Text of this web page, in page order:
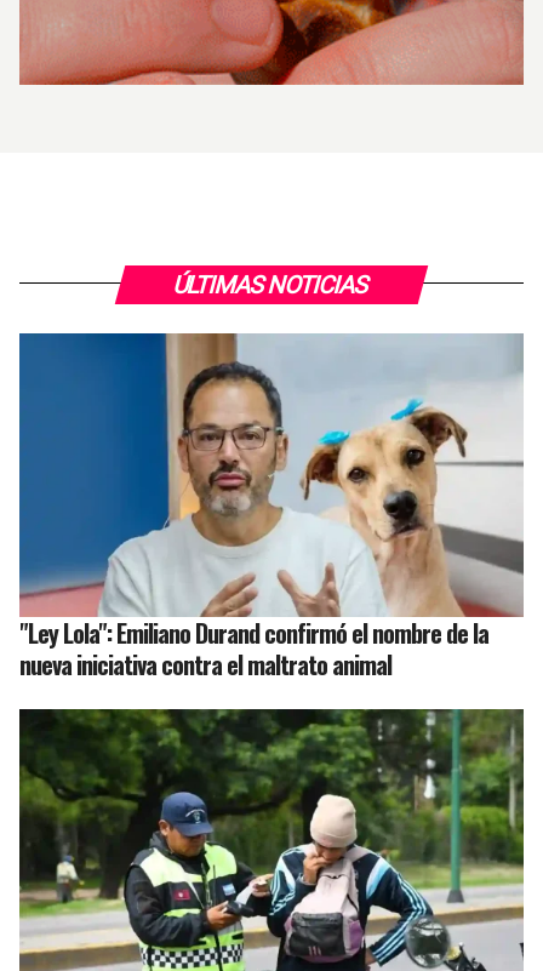
ÚLTIMAS NOTICIAS
"Ley Lola": Emiliano Durand confirmó el nombre de la
nueva iniciativa contra el maltrato animal